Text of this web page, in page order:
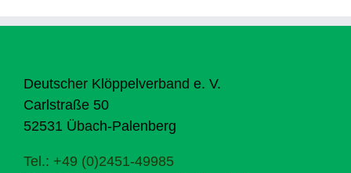
Deutscher Klöppelverband e. V.
Carlstraße 50
52531 Übach-Palenberg
Tel.: +49 (0)2451-49985